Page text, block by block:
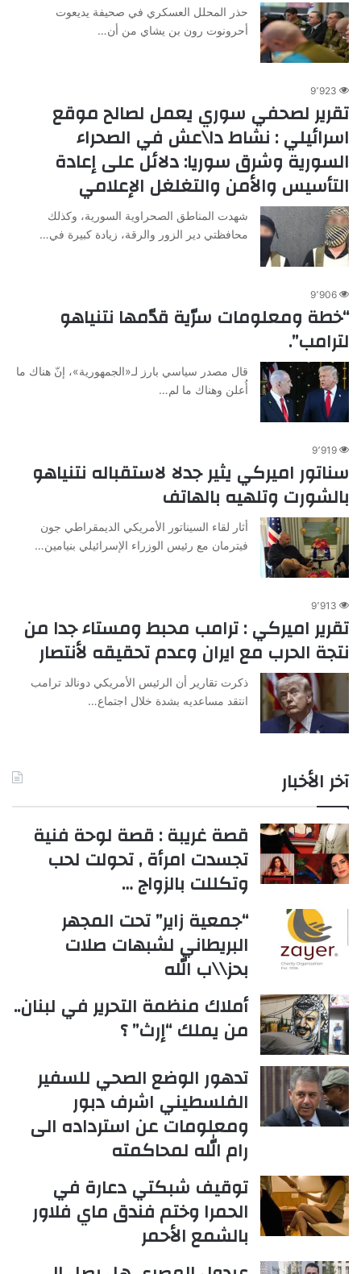
حذر المحلل العسكري في صحيفة يديعوت
أحرونوت رون بن يشاي من أن…
9٬923
تقرير لصحفي سوري يعمل لصالح موقع
اسرائيلي : نشاط دا\عش في الصحراء
السورية وشرق سوريا: دلائل على إعادة
التأسيس والأمن والتغلغل الإعلامي
شهدت المناطق الصحراوية السورية، وكذلك
محافظتي دير الزور والرقة، زيادة كبيرة في…
9٬906
“خطة ومعلومات سرّية قدّمها نتنياهو
لترامب”.
قال مصدر سياسي بارز لـ«الجمهورية»، إنّ هناك ما
أُعلن وهناك ما لم…
9٬919
سناتور اميركي يثير جدلا لاستقباله نتنياهو
بالشورت وتلهيه بالهاتف
أثار لقاء السيناتور الأمريكي الديمقراطي جون
فيترمان مع رئيس الوزراء الإسرائيلي بنيامين…
9٬913
تقرير اميركي : ترامب محبط ومستاء جدا من
نتجة الحرب مع ايران وعدم تحقيقه لأنتصار
ذكرت تقارير أن الرئيس الأمريكي دونالد ترامب
انتقد مساعديه بشدة خلال اجتماع…
آخر الأخبار
قصة غريبة : قصة لوحة فنية
تجسدت امرأة , تحولت لحب
وتكللت بالزواج …
“جمعية زاير” تحت المجهر
البريطاني لشبهات صلات
بحز\\ب الله
أملاك منظمة التحرير في لبنان..
من يملك “إرث” ؟
تدهور الوضع الصحي للسفير
الفلسطيني اشرف دبور
ومعلومات عن استرداده الى
رام الله لمحاكمته
توقيف شبكتي دعارة في
الحمرا وختم فندق ماي فلاور
بالشمع الأحمر